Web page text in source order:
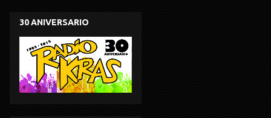
30 ANIVERSARIO